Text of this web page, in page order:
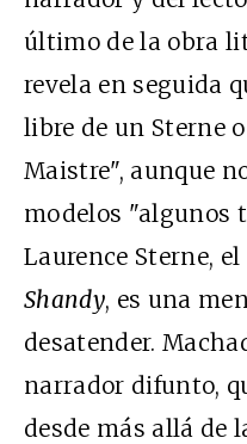
último de la obra
revela en seguida
libre de un Sterne
Maistre", aunque
modelos "algunos
Laurence Sterne,
Shandy, es una
desatender.
narrador difunto,
desde más allá de